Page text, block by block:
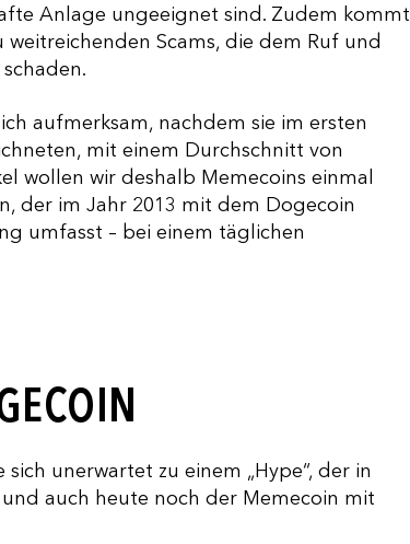
Anlage ungeeignet sind. Zudem kommt
Scams, die dem Ruf und
aufmerksam, nachdem sie im ersten
mit einem Durchschnitt von
wollen wir deshalb Memecoins einmal
der im Jahr 2013 mit dem Dogecoin
umfasst – bei einem täglichen
unerwartet zu einem „Hype“, der in
auch heute noch der Memecoin mit